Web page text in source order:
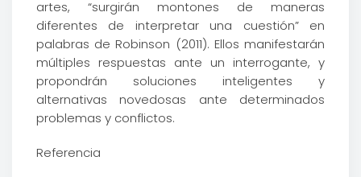
artes, “surgirán montones de maneras
diferentes de interpretar una cuestión” en
palabras de Robinson (2011). Ellos manifestarán
múltiples respuestas ante un interrogante, y
propondrán soluciones inteligentes y
alternativas novedosas ante determinados
problemas y conflictos.
Referencia